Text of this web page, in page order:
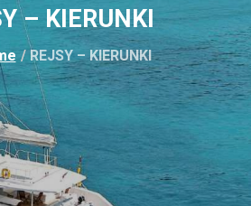
– KIERUNKI
/ REJSY – KIERUNKI